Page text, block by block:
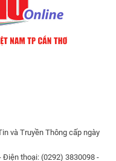
và Truyền Thông cấp ngày
Điện thoại: (0292) 3830098 -